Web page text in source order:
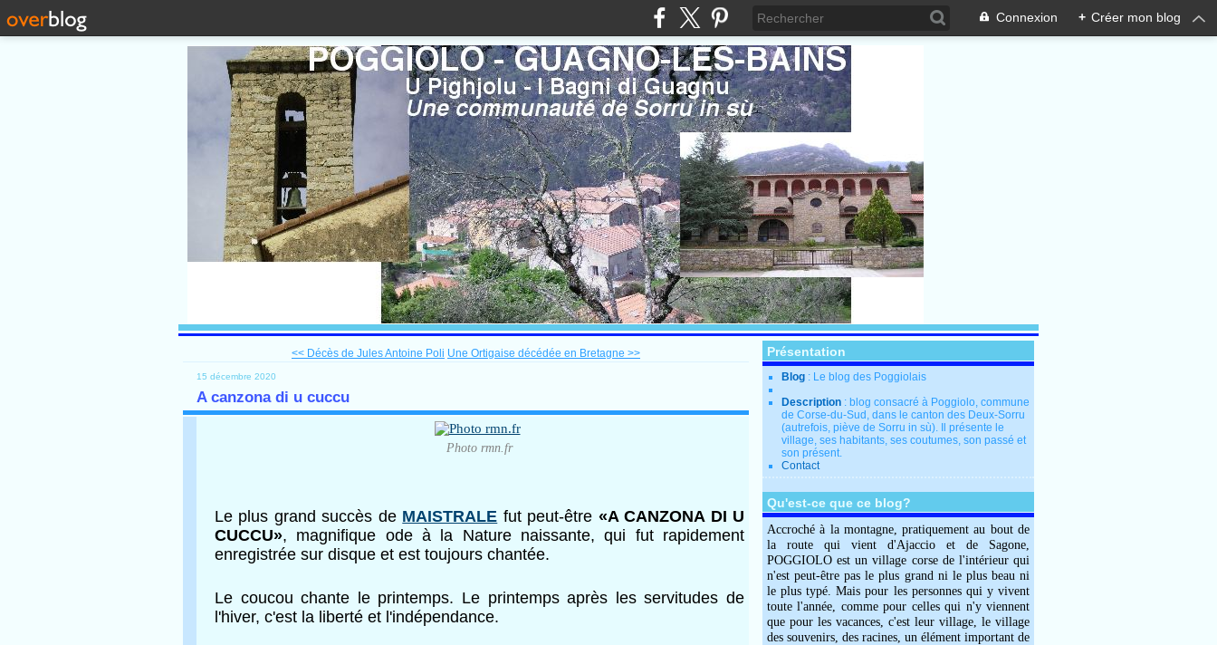
Connexion + Créer mon blog
<< Décès de Jules Antoine Poli Une Ortigaise décédée en Bretagne >>
15 décembre 2020
A canzona di u cuccu
Photo rmn.fr
Le plus grand succès de MAISTRALE fut peut-être «A CANZONA DI U
CUCCU», magnifique ode à la Nature naissante, qui fut rapidement
enregistrée sur disque et est toujours chantée.
Le coucou chante le printemps. Le printemps après les servitudes de
l'hiver, c'est la liberté et l'indépendance.
Présentation
Blog : Le blog des Poggiolais
Description : blog consacré à Poggiolo, commune
de Corse-du-Sud, dans le canton des Deux-Sorru
(autrefois, piève de Sorru in sù). Il présente le
village, ses habitants, ses coutumes, son passé et
son présent.
Contact
Qu'est-ce que ce blog?
Accroché à la montagne, pratiquement au bout de
la route qui vient d'Ajaccio et de Sagone,
POGGIOLO est un village corse de l'intérieur qui
n'est peut-être pas le plus grand ni le plus beau ni
le plus typé. Mais pour les personnes qui y vivent
toute l'année, comme pour celles qui n'y viennent
que pour les vacances, c'est leur village, le village
des souvenirs, des racines, un élément important de